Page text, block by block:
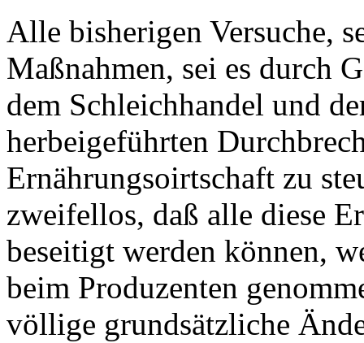
Alle bisherigen Versuche,
Maßnahmen, sei es durch
dem Schleichhandel und
herbeigeführten
Ernährungsoirtschaft zu
zweifellos, daß alle diese
beseitigt werden können,
beim Produzenten
völlige grundsätzliche